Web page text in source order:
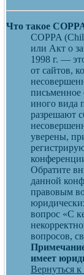
Что такое
COPPA
или Акт о
1998 г. —
от сайтов,
письменное
иного вида
разрешают
уверены,
Обратите
данной
правовым
вопрос «С
вопросов,
имеет
Вернуться к